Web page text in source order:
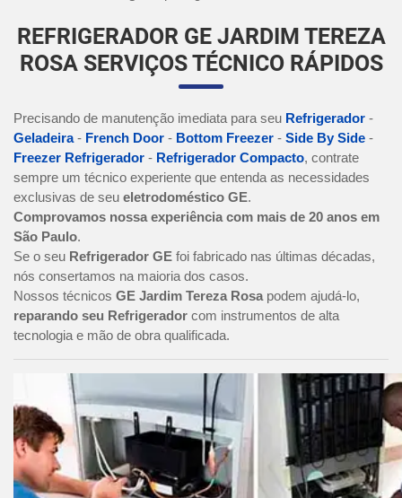
REFRIGERADOR GE JARDIM TEREZA
ROSA SERVIÇOS TÉCNICO RÁPIDOS
Precisando de manutenção imediata para seu Refrigerador -
Geladeira- French Door - Bottom Freezer - Side By Side -
Freezer Refrigerador - Refrigerador Compacto, contrate
sempre um técnico experiente que entenda as necessidades
exclusivas de seu eletrodoméstico GE.
Comprovamos nossa experiência com mais de 20 anos em
São Paulo.
Se o seu Refrigerador GE foi fabricado nas últimas décadas,
nós consertamos na maioria dos casos.
Nossos técnicos GE Jardim Tereza Rosa podem ajudá-lo,
reparando seu Refrigerador com instrumentos de alta
tecnologia e mão de obra qualificada.